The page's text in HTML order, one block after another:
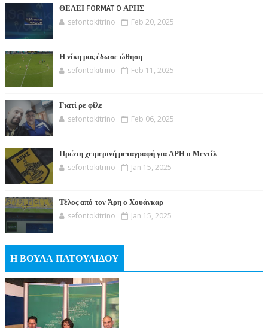
ΘΕΛΕΙ FORMAT O ΑΡΗΣ
sefontokitrino Feb 20, 2025
Η νίκη μας έδωσε ώθηση
sefontokitrino Feb 11, 2025
Γιατί ρε φίλε
sefontokitrino Feb 06, 2025
Πρώτη χειμερινή μεταγραφή για ΑΡΗ ο Μεντίλ
sefontokitrino Jan 15, 2025
Τέλος από τον Άρη ο Χουάνκαρ
sefontokitrino Jan 15, 2025
Η ΒΟΥΛΑ ΠΑΤΟΥΛΙΔΟΥ